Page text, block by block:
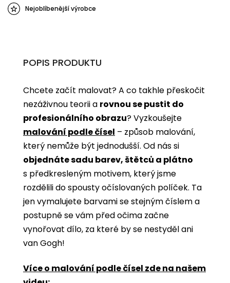
Nejoblíbenější výrobce
POPIS PRODUKTU
Chcete začít malovat? A co takhle přeskočit
nezáživnou teorii a rovnou se pustit do
profesionálního obrazu? Vyzkoušejte
malování podle čísel ­­– způsob malování,
který nemůže být jednodušší. Od nás si
objednáte sadu barev, štětců a plátno
s předkresleným motivem, který jsme
rozdělili do spousty očíslovaných políček. Ta
jen vymalujete barvami se stejným číslem a
postupně se vám před očima začne
vynořovat dílo, za které by se nestyděl ani
van Gogh!
Více o malování podle čísel zde na našem